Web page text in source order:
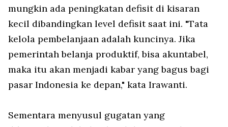
mungkin ada peningkatan defisit di kisaran
kecil dibandingkan level defisit saat ini. "Tata
kelola pembelanjaan adalah kuncinya. Jika
pemerintah belanja produktif, bisa akuntabel,
maka itu akan menjadi kabar yang bagus bagi
pasar Indonesia ke depan," kata Irawanti.
Sementara menyusul gugatan yang